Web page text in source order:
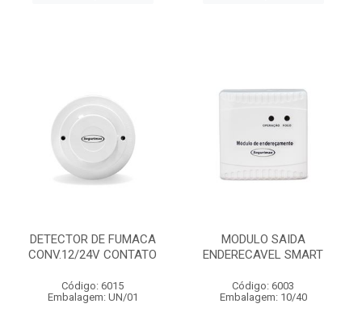
DETECTOR DE FUMACA
CONV.12/24V CONTATO
Código: 6015
Embalagem: UN/01
MODULO SAIDA
ENDERECAVEL SMART
Código: 6003
Embalagem: 10/40